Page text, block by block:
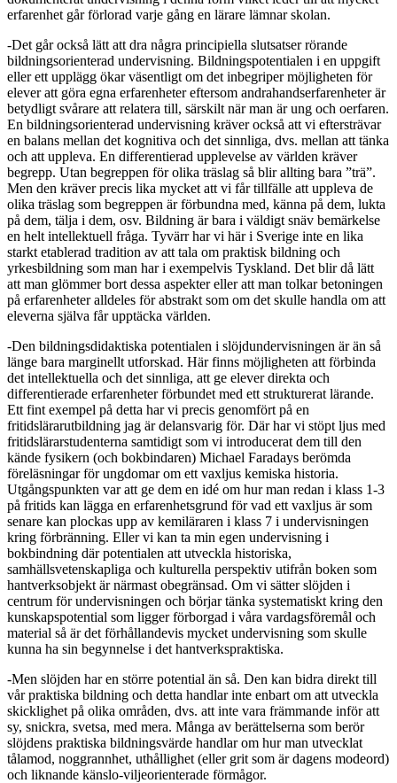
erfarenhet går förlorad varje gång en lärare lämnar skolan.
-Det går också lätt att dra några principiella slutsatser rörande
bildningsorienterad undervisning. Bildningspotentialen i en uppgift
eller ett upplägg ökar väsentligt om det inbegriper möjligheten för
elever att göra egna erfarenheter eftersom andrahandserfarenheter är
betydligt svårare att relatera till, särskilt när man är ung och oerfaren.
En bildningsorienterad undervisning kräver också att vi eftersträvar
en balans mellan det kognitiva och det sinnliga, dvs. mellan att tänka
och att uppleva. En differentierad upplevelse av världen kräver
begrepp. Utan begreppen för olika träslag så blir allting bara ”trä”.
Men den kräver precis lika mycket att vi får tillfälle att uppleva de
olika träslag som begreppen är förbundna med, känna på dem, lukta
på dem, tälja i dem, osv. Bildning är bara i väldigt snäv bemärkelse
en helt intellektuell fråga. Tyvärr har vi här i Sverige inte en lika
starkt etablerad tradition av att tala om praktisk bildning och
yrkesbildning som man har i exempelvis Tyskland. Det blir då lätt
att man glömmer bort dessa aspekter eller att man tolkar betoningen
på erfarenheter alldeles för abstrakt som om det skulle handla om att
eleverna själva får upptäcka världen.
-Den bildningsdidaktiska potentialen i slöjdundervisningen är än så
länge bara marginellt utforskad. Här finns möjligheten att förbinda
det intellektuella och det sinnliga, att ge elever direkta och
differentierade erfarenheter förbundet med ett strukturerat lärande.
Ett fint exempel på detta har vi precis genomfört på en
fritidslärarutbildning jag är delansvarig för. Där har vi stöpt ljus med
fritidslärarstudenterna samtidigt som vi introducerat dem till den
kände fysikern (och bokbindaren) Michael Faradays berömda
föreläsningar för ungdomar om ett vaxljus kemiska historia.
Utgångspunkten var att ge dem en idé om hur man redan i klass 1-3
på fritids kan lägga en erfarenhetsgrund för vad ett vaxljus är som
senare kan plockas upp av kemiläraren i klass 7 i undervisningen
kring förbränning. Eller vi kan ta min egen undervisning i
bokbindning där potentialen att utveckla historiska,
samhällsvetenskapliga och kulturella perspektiv utifrån boken som
hantverksobjekt är närmast obegränsad. Om vi sätter slöjden i
centrum för undervisningen och börjar tänka systematiskt kring den
kunskapspotential som ligger förborgad i våra vardagsföremål och
material så är det förhållandevis mycket undervisning som skulle
kunna ha sin begynnelse i det hantverkspraktiska.
-Men slöjden har en större potential än så. Den kan bidra direkt till
vår praktiska bildning och detta handlar inte enbart om att utveckla
skicklighet på olika områden, dvs. att inte vara främmande inför att
sy, snickra, svetsa, med mera. Många av berättelserna som berör
slöjdens praktiska bildningsvärde handlar om hur man utvecklat
tålamod, noggrannhet, uthållighet (eller grit som är dagens modeord)
och liknande känslo-viljeorienterade förmågor.